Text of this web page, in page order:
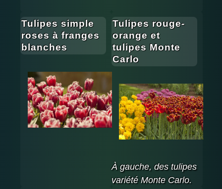
Tulipes simple
roses à franges
blanches
Tulipes rouge-
orange et
tulipes Monte
Carlo
À gauche, des tulipes
variété Monte Carlo.